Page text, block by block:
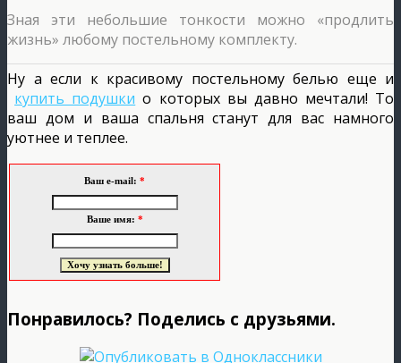
Зная эти небольшие тонкости можно «продлить
жизнь» любому постельному комплекту.
Ну а если к красивому постельному белью еще и
купить подушки о которых вы давно мечтали! То
ваш дом и ваша спальня станут для вас намного
уютнее и теплее.
Ваш e-mail: *
Ваше имя: *
Понравилось? Поделись с друзьями.